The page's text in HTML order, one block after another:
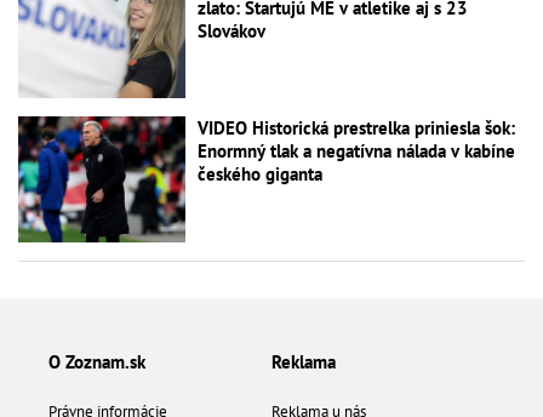
zlato: Štartujú ME v atletike aj s 23
Slovákov
VIDEO Historická prestrelka priniesla šok:
Enormný tlak a negatívna nálada v kabíne
českého giganta
O Zoznam.sk
Právne informácie
Reklama
Reklama u nás